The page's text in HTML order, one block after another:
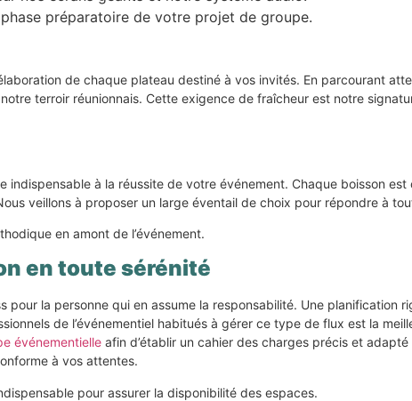
préparatoire de votre projet de groupe.
de chaque plateau destiné à vos invités. En parcourant
terroir réunionnais. Cette exigence de fraîcheur est notre
à la réussite de votre événement. Chaque boisson
veillons à proposer un large éventail de choix pour répondre à
en amont de l’événement.
en toute sérénité
pour la personne qui en assume la responsabilité. Une planification
de l’événementiel habitués à gérer ce type de flux est la
événementielle afin d’établir un cahier des charges précis et
à vos attentes.
pour assurer la disponibilité des espaces.